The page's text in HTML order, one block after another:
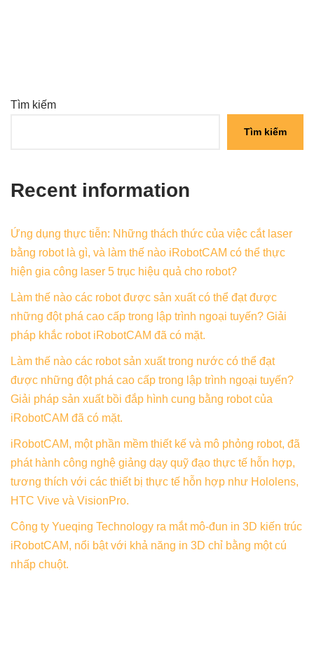
Tìm kiếm
Tìm kiếm
Recent information
Ứng dụng thực tiễn: Những thách thức của việc cắt laser
bằng robot là gì, và làm thế nào iRobotCAM có thể thực
hiện gia công laser 5 trục hiệu quả cho robot?
Làm thế nào các robot được sản xuất có thể đạt được
những đột phá cao cấp trong lập trình ngoại tuyến? Giải
pháp khắc robot iRobotCAM đã có mặt.
Làm thế nào các robot sản xuất trong nước có thể đạt
được những đột phá cao cấp trong lập trình ngoại tuyến?
Giải pháp sản xuất bồi đắp hình cung bằng robot của
iRobotCAM đã có mặt.
iRobotCAM, một phần mềm thiết kế và mô phỏng robot, đã
phát hành công nghệ giảng dạy quỹ đạo thực tế hỗn hợp,
tương thích với các thiết bị thực tế hỗn hợp như Hololens,
HTC Vive và VisionPro.
Công ty Yueqing Technology ra mắt mô-đun in 3D kiến ​​trúc
iRobotCAM, nổi bật với khả năng in 3D chỉ bằng một cú
nhấp chuột.